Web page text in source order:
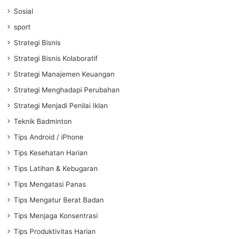
Sosial
sport
Strategi Bisnis
Strategi Bisnis Kolaboratif
Strategi Manajemen Keuangan
Strategi Menghadapi Perubahan
Strategi Menjadi Penilai Iklan
Teknik Badminton
Tips Android / iPhone
Tips Kesehatan Harian
Tips Latihan & Kebugaran
Tips Mengatasi Panas
Tips Mengatur Berat Badan
Tips Menjaga Konsentrasi
Tips Produktivitas Harian